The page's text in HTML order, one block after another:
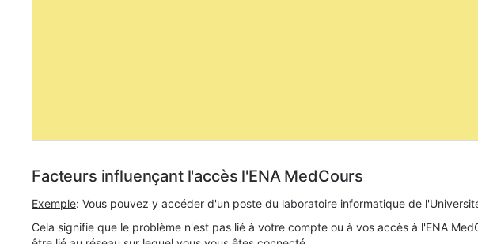
Facteurs influençant l'accès l'ENA MedCours
Exemple: Vous pouvez y accéder d'un poste du laboratoire informatique de
Cela signifie que le problème n'est pas lié à votre compte ou à vos accès à l'ENA